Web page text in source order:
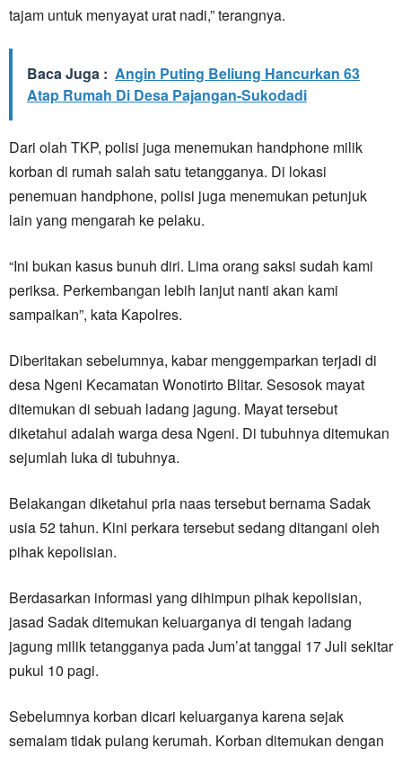
tajam untuk menyayat urat nadi,” terangnya.
Baca Juga : Angin Puting Beliung Hancurkan 63
Atap Rumah Di Desa Pajangan-Sukodadi
Dari olah TKP, polisi juga menemukan handphone milik
korban di rumah salah satu tetangganya. Di lokasi
penemuan handphone, polisi juga menemukan petunjuk
lain yang mengarah ke pelaku.
“Ini bukan kasus bunuh diri. Lima orang saksi sudah kami
periksa. Perkembangan lebih lanjut nanti akan kami
sampaikan”, kata Kapolres.
Diberitakan sebelumnya, kabar menggemparkan terjadi di
desa Ngeni Kecamatan Wonotirto Blitar. Sesosok mayat
ditemukan di sebuah ladang jagung. Mayat tersebut
diketahui adalah warga desa Ngeni. Di tubuhnya ditemukan
sejumlah luka di tubuhnya.
Belakangan diketahui pria naas tersebut bernama Sadak
usia 52 tahun. Kini perkara tersebut sedang ditangani oleh
pihak kepolisian.
Berdasarkan informasi yang dihimpun pihak kepolisian,
jasad Sadak ditemukan keluarganya di tengah ladang
jagung milik tetangganya pada Jum’at tanggal 17 Juli sekitar
pukul 10 pagi.
Sebelumnya korban dicari keluarganya karena sejak
semalam tidak pulang kerumah. Korban ditemukan dengan